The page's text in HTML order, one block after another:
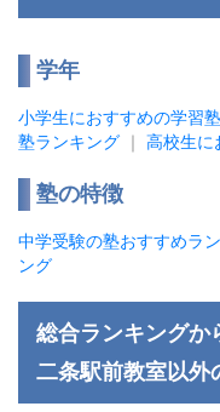
学年
小学生におすすめの学習
塾ランキング ｜ 高校生に
塾の特徴
中学受験の塾おすすめラ
ング
総合ランキングか
二条駅前教室以外